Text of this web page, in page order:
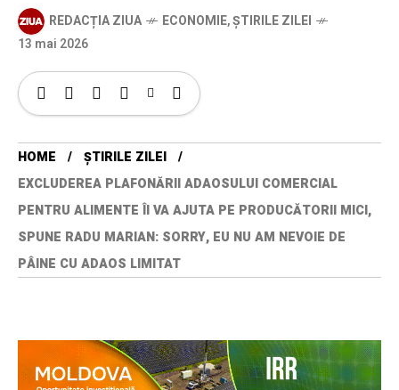
REDACȚIA ZIUA ECONOMIE,ȘTIRILE ZILEI
13 mai 2026
HOME
ȘTIRILE ZILEI
EXCLUDEREA PLAFONĂRII ADAOSULUI COMERCIAL
PENTRU ALIMENTE ÎI VA AJUTA PE PRODUCĂTORII MICI,
SPUNE RADU MARIAN: SORRY, EU NU AM NEVOIE DE
PÂINE CU ADAOS LIMITAT